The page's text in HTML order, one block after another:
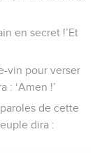
en secret !’Et
vin pour verser
: ‘Amen !’
de cette
dira :